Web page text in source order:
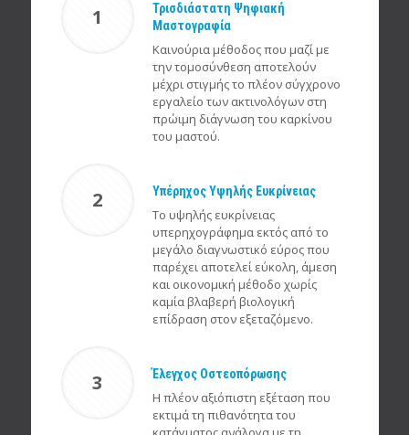
1
Τρισδιάστατη Ψηφιακή
Μαστογραφία
Καινούρια μέθοδος που μαζί με
την τομοσύνθεση αποτελούν
μέχρι στιγμής το πλέον σύγχρονο
εργαλείο των ακτινολόγων στη
πρώιμη διάγνωση του καρκίνου
του μαστού.
2 Υπέρηχος Υψηλής Ευκρίνειας
Το υψηλής ευκρίνειας
υπερηχογράφημα εκτός από το
μεγάλο διαγνωστικό εύρος που
παρέχει αποτελεί εύκολη, άμεση
και οικονομική μέθοδο χωρίς
καμία βλαβερή βιολογική
επίδραση στον εξεταζόμενο.
3 Έλεγχος Οστεοπόρωσης
Η πλέον αξιόπιστη εξέταση που
εκτιμά τη πιθανότητα του